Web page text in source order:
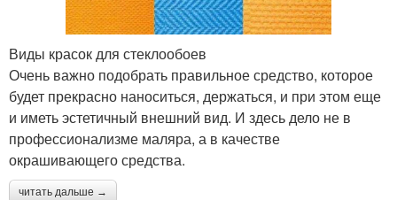
Виды красок для стеклообоев
Очень важно подобрать правильное средство, которое
будет прекрасно наноситься, держаться, и при этом еще
и иметь эстетичный внешний вид. И здесь дело не в
профессионализме маляра, а в качестве
окрашивающего средства.
читать дальше →